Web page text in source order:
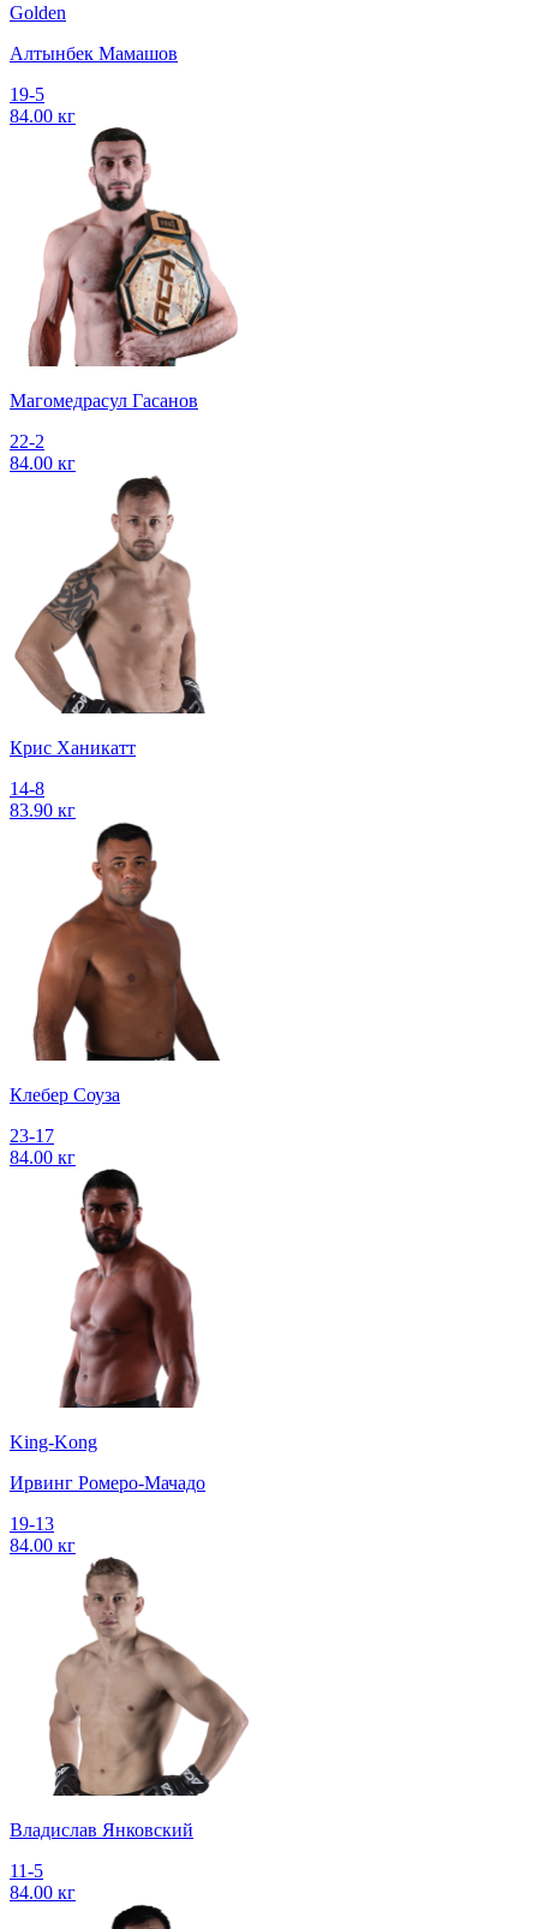
Golden
Алтынбек Мамашов
19-5
84.00 кг
Магомедрасул Гасанов
22-2
84.00 кг
Крис Ханикатт
14-8
83.90 кг
Клебер Соуза
23-17
84.00 кг
King-Kong
Ирвинг Ромеро-Мачадо
19-13
84.00 кг
Владислав Янковский
11-5
84.00 кг